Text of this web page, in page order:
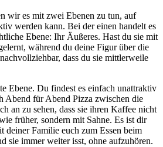
wir es mit zwei Ebenen zu tun, auf
werden kann. Bei der einen handelt es
Ebene: Ihr Äußeres. Hast du sie mit
während du deine Figur über die
dass du sie mittlerweile
Ebene. Du findest es einfach unattraktiv
Abend für Abend Pizza zwischen die
an zu sehen, dass sie ihren Kaffee nicht
früher, sondern mit Sahne. Es ist dir
deiner Familie euch zum Essen beim
sie immer weiter isst, ohne aufzuhören.